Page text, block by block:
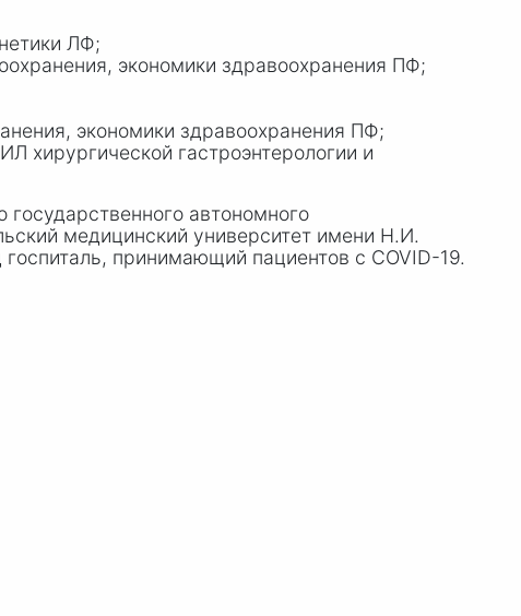
ЛФ;
экономики здравоохранения ПФ;
экономики здравоохранения ПФ;
хирургической гастроэнтерологии и
автономного
медицинский университет имени Н.И.
принимающий пациентов с COVID-19.